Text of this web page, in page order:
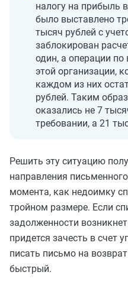
налогу на прибыль
было выставлено
тысяч рублей с
заблокирован
один, а операции
этой организации,
каждом из них
рублей. Таким
оказались не 7
требовании, а 21
Решить эту ситуацию
направления
момента, как недоимку
тройном размере. Если
задолженности
придется зачесть в счет
писать письмо на
быстрый.